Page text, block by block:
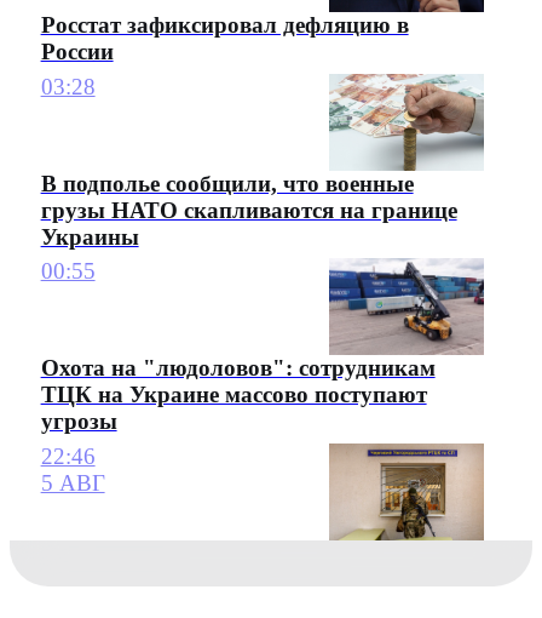
Росстат зафиксировал дефляцию в
России
03:28
В подполье сообщили, что военные
грузы НАТО скапливаются на границе
Украины
00:55
Охота на "людоловов": сотрудникам
ТЦК на Украине массово поступают
угрозы
22:46
5 АВГ